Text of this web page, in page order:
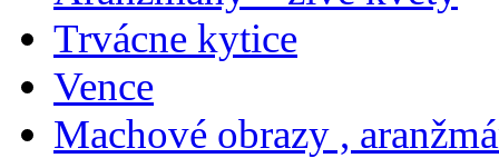
Trvácne kytice
Vence
Machové obrazy ,